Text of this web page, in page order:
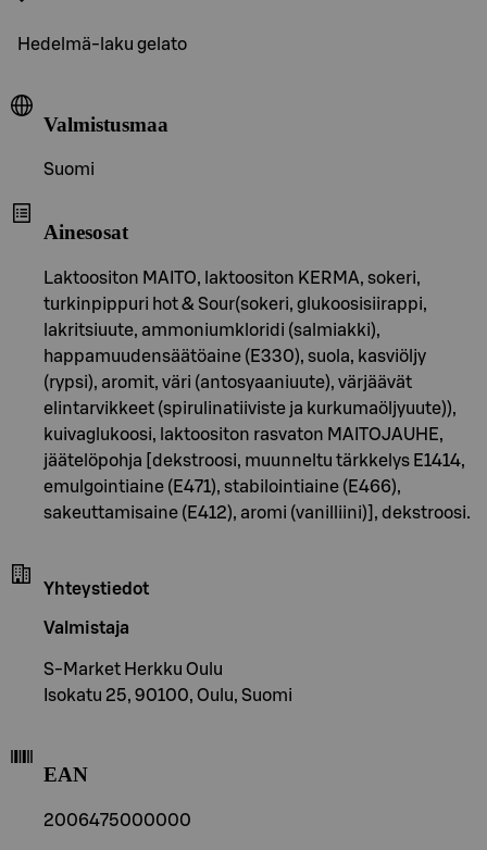
Hedelmä-laku gelato
Valmistusmaa
Suomi
Ainesosat
Laktoositon MAITO, laktoositon KERMA, sokeri,
turkinpippuri hot & Sour(sokeri, glukoosisiirappi,
lakritsiuute, ammoniumkloridi (salmiakki),
happamuudensäätöaine (E330), suola, kasviöljy
(rypsi), aromit, väri (antosyaaniuute), värjäävät
elintarvikkeet (spirulinatiiviste ja kurkumaöljyuute)),
kuivaglukoosi, laktoositon rasvaton MAITOJAUHE,
jäätelöpohja [dekstroosi, muunneltu tärkkelys E1414,
emulgointiaine (E471), stabilointiaine (E466),
sakeuttamisaine (E412), aromi (vanilliini)], dekstroosi.
Yhteystiedot
Valmistaja
S-Market Herkku Oulu
Isokatu 25, 90100, Oulu, Suomi
EAN
2006475000000